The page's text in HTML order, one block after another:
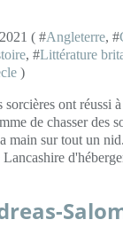
( #Angleterre, #
, #Littérature
)
sorcières ont réussi
de chasser des
main sur tout un